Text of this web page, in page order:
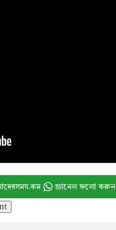
চ্যানেল ফলো করুন